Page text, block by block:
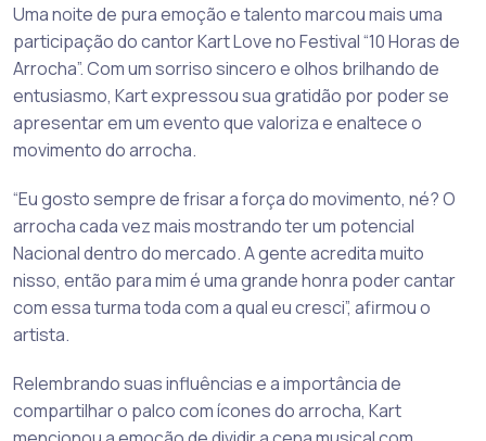
Uma noite de pura emoção e talento marcou mais uma
participação do cantor Kart Love no Festival “10 Horas de
Arrocha”. Com um sorriso sincero e olhos brilhando de
entusiasmo, Kart expressou sua gratidão por poder se
apresentar em um evento que valoriza e enaltece o
movimento do arrocha.
“Eu gosto sempre de frisar a força do movimento, né? O
arrocha cada vez mais mostrando ter um potencial
Nacional dentro do mercado. A gente acredita muito
nisso, então para mim é uma grande honra poder cantar
com essa turma toda com a qual eu cresci”, afirmou o
artista.
Relembrando suas influências e a importância de
compartilhar o palco com ícones do arrocha, Kart